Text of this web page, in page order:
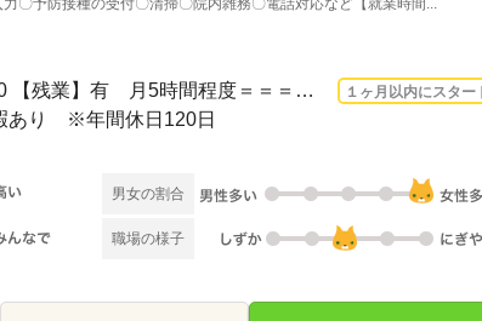
〇予防接種の受付〇清掃〇院内雑務〇電話対応など【就業時間...
長期 2026/8/17〜 / 08：00～18：00 【残業】有 月5時間程度＝＝＝＝＝＝＝＝＝＝＝... １ヶ月以内にスター
あり ※年間休日120日
男女の割合
職場の様子